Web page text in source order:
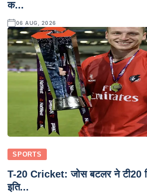
क...
06 AUG, 2026
SPORTS
T-20 Cricket: जोस बटलर ने टी20
इति...